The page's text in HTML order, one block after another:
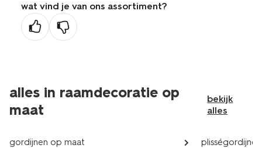
wat vind je van ons assortiment?
alles in raamdecoratie op
maat
bekijk
alles
gordijnen op maat